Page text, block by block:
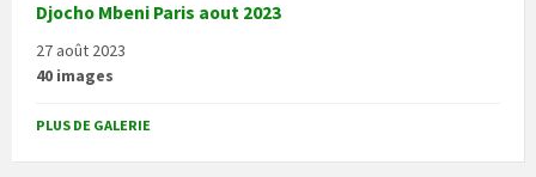
Djocho Mbeni Paris aout 2023
27 août 2023
40 images
PLUS DE GALERIE